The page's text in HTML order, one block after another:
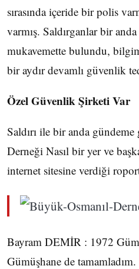
sırasında içeride bir polis
varmış. Saldırganlar bir
mukavemette bulundu,
bir aydır devamlı güvenlik
Özel Güvenlik Şirketi Var
Saldırı ile bir anda
Derneği Nasıl bir yer ve
internet sitesine verdiği
Bayram DEMİR : 1972
Gümüşhane de